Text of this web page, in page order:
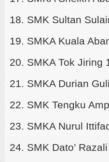
18. SMK Sultan
19. SMKA Kuala
20. SMKA Tok Jiring
21. SMKA Durian
22. SMK Tengku
23. SMKA Nurul
24. SMK Dato’